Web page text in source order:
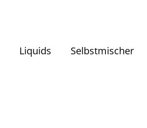
Liquids Selbstmischer